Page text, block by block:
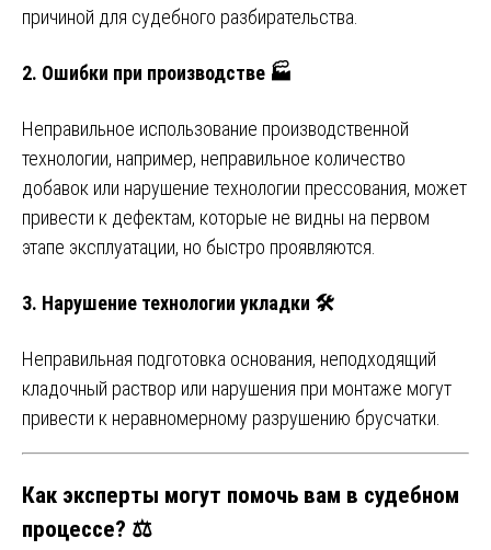
причиной для судебного разбирательства.
2. Ошибки при производстве 🏭
Неправильное использование производственной
технологии, например, неправильное количество
добавок или нарушение технологии прессования, может
привести к дефектам, которые не видны на первом
этапе эксплуатации, но быстро проявляются.
3. Нарушение технологии укладки 🛠
Неправильная подготовка основания, неподходящий
кладочный раствор или нарушения при монтаже могут
привести к неравномерному разрушению брусчатки.
Как эксперты могут помочь вам в судебном
процессе? ⚖️